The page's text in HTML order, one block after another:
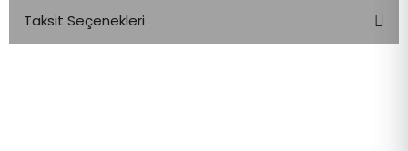
Taksit Seçenekleri